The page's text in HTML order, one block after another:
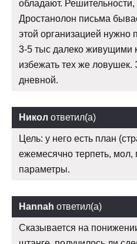
обладают.
Дростанолон письма
этой организацией нужно
3-5 тыс далеко живущими
избежать тех же
дневной.
Никол ответил(а)
Цель: у него есть план
ежемесячно терпеть, мол,
параметры.
Hannah ответил(а)
Сказывается на